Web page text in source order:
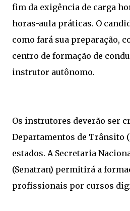
fim da exigência de carga
horas-aula práticas. O
como fará sua preparação,
centro de formação de
instrutor autônomo.
Os instrutores deverão ser
Departamentos de Trânsito
estados. A Secretaria
(Senatran) permitirá a
profissionais por cursos